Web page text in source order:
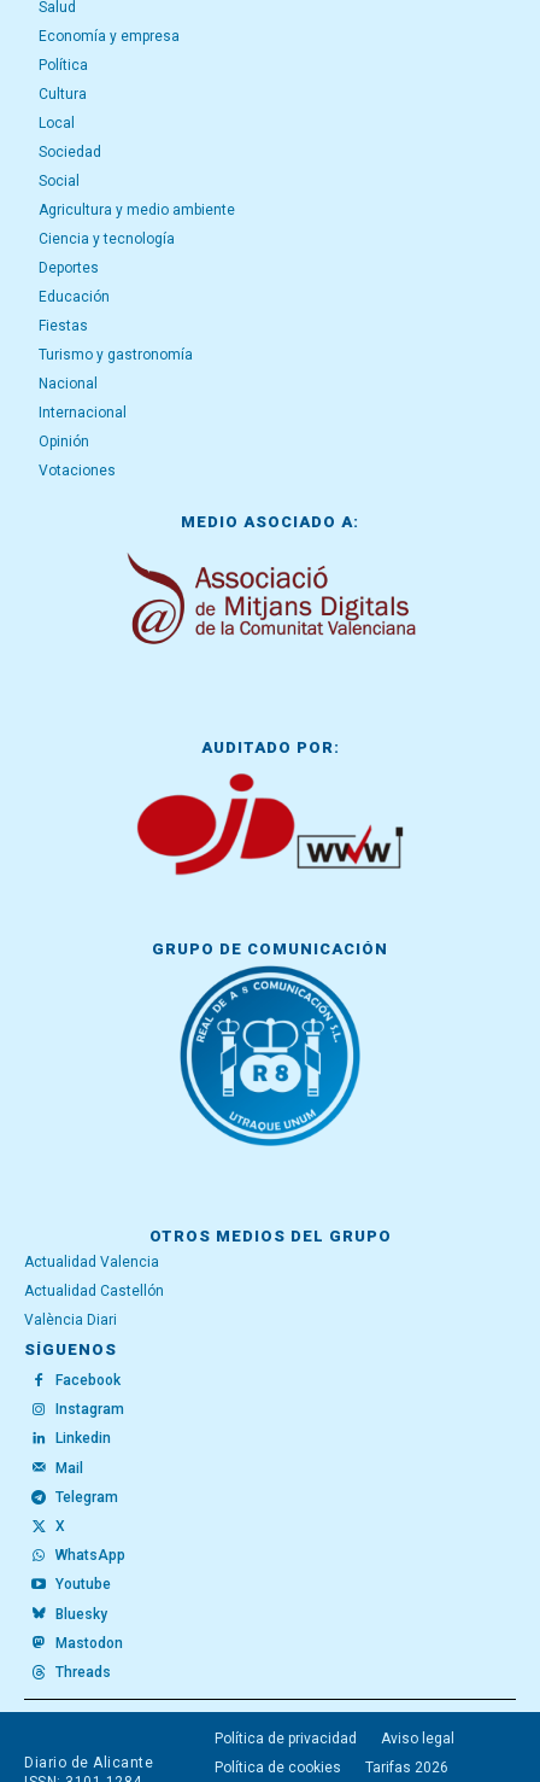
Salud
Economía y empresa
Política
Cultura
Local
Sociedad
Social
Agricultura y medio ambiente
Ciencia y tecnología
Deportes
Educación
Fiestas
Turismo y gastronomía
Nacional
Internacional
Opinión
Votaciones
MEDIO ASOCIADO A:
AUDITADO POR:
GRUPO DE COMUNICACIÓN
OTROS MEDIOS DEL GRUPO
Actualidad Valencia
Actualidad Castellón
València Diari
SÍGUENOS
Facebook
Instagram
Linkedin
Mail
Telegram
X
WhatsApp
Youtube
Bluesky
Mastodon
Threads
Diario de Alicante
Política de privacidad
Aviso legal
Política de cookies
Tarifas 2026